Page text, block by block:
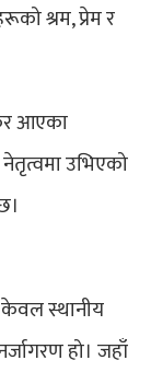
श्रम, प्रेम र
आएका
नेतृत्वमा उभिएको
स्थानीय
हो। जहाँ